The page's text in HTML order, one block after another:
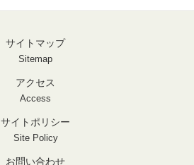
サイトマップ
Sitemap
アクセス
Access
サイトポリシー
Site Policy
お問い合わせ